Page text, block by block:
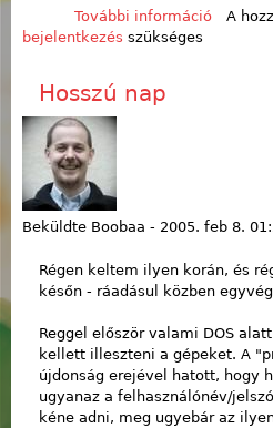
További információ2005-
A
bejelentkezés szükséges
Hosszú nap
Beküldte Boobaa - 2005. feb 8.
Régen keltem ilyen korán, és
későn - ráadásul közben
Reggel először valami DOS
kellett illeszteni a gépeket. A
újdonság erejével hatott, hogy
ugyanaz a felhasználónév/
kéne adni, meg ugyebár az